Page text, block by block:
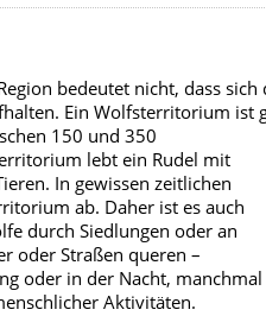
bedeutet nicht, dass sich
Ein Wolfsterritorium ist
150 und 350
lebt ein Rudel mit
In gewissen zeitlichen
ab. Daher ist es auch
durch Siedlungen oder an
oder Straßen queren –
oder in der Nacht,
Aktivitäten.